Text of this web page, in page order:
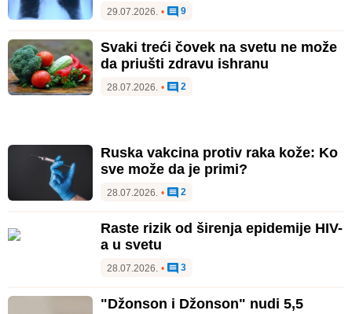
29.07.2026. • 9
Svaki treći čovek na svetu ne može
da priušti zdravu ishranu
28.07.2026. • 2
Ruska vakcina protiv raka kože: Ko
sve može da je primi?
28.07.2026. • 2
Raste rizik od širenja epidemije HIV-
a u svetu
28.07.2026. • 3
"Džonson i Džonson" nudi 5,5